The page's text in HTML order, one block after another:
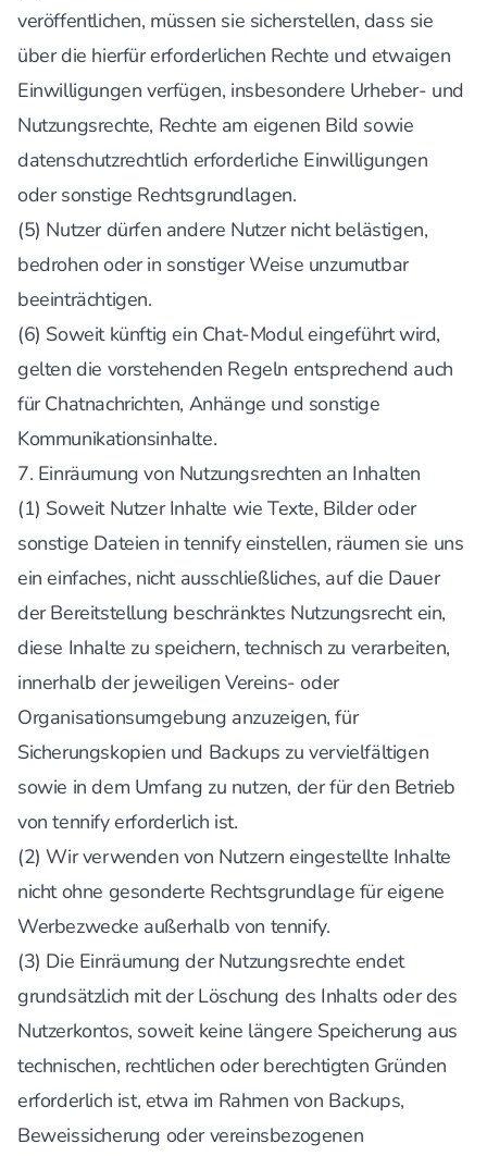
veröffentlichen, müssen sie sicherstellen, dass sie
über die hierfür erforderlichen Rechte und etwaigen
Einwilligungen verfügen, insbesondere Urheber- und
Nutzungsrechte, Rechte am eigenen Bild sowie
datenschutzrechtlich erforderliche Einwilligungen
oder sonstige Rechtsgrundlagen.
(5) Nutzer dürfen andere Nutzer nicht belästigen,
bedrohen oder in sonstiger Weise unzumutbar
beeinträchtigen.
(6) Soweit künftig ein Chat-Modul eingeführt wird,
gelten die vorstehenden Regeln entsprechend auch
für Chatnachrichten, Anhänge und sonstige
Kommunikationsinhalte.
7. Einräumung von Nutzungsrechten an Inhalten
(1) Soweit Nutzer Inhalte wie Texte, Bilder oder
sonstige Dateien in tennify einstellen, räumen sie uns
ein einfaches, nicht ausschließliches, auf die Dauer
der Bereitstellung beschränktes Nutzungsrecht ein,
diese Inhalte zu speichern, technisch zu verarbeiten,
innerhalb der jeweiligen Vereins- oder
Organisationsumgebung anzuzeigen, für
Sicherungskopien und Backups zu vervielfältigen
sowie in dem Umfang zu nutzen, der für den Betrieb
von tennify erforderlich ist.
(2) Wir verwenden von Nutzern eingestellte Inhalte
nicht ohne gesonderte Rechtsgrundlage für eigene
Werbezwecke außerhalb von tennify.
(3) Die Einräumung der Nutzungsrechte endet
grundsätzlich mit der Löschung des Inhalts oder des
Nutzerkontos, soweit keine längere Speicherung aus
technischen, rechtlichen oder berechtigten Gründen
erforderlich ist, etwa im Rahmen von Backups,
Beweissicherung oder vereinsbezogenen